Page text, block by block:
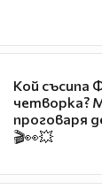
Кой съсипа
четворка?
проговаря
🎬👀💥